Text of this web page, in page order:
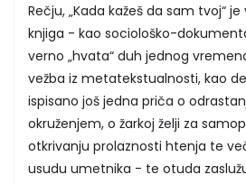
Rečju, „Kada kažeš da sam tvoj“
knjiga - kao sociološko-
verno „hvata“ duh jednog
vežba iz metatekstualnosti, kao
ispisano još jedna priča o
okruženjem, o žarkoj želji za
otkrivanju prolaznosti htenja te
usudu umetnika - te otuda